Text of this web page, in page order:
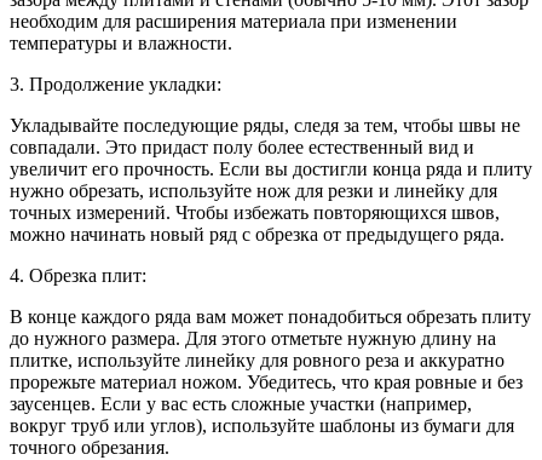
необходим для расширения материала при изменении
температуры и влажности.
3. Продолжение укладки:
Укладывайте последующие ряды, следя за тем, чтобы швы не
совпадали. Это придаст полу более естественный вид и
увеличит его прочность. Если вы достигли конца ряда и плиту
нужно обрезать, используйте нож для резки и линейку для
точных измерений. Чтобы избежать повторяющихся швов,
можно начинать новый ряд с обрезка от предыдущего ряда.
4. Обрезка плит:
В конце каждого ряда вам может понадобиться обрезать плиту
до нужного размера. Для этого отметьте нужную длину на
плитке, используйте линейку для ровного реза и аккуратно
прорежьте материал ножом. Убедитесь, что края ровные и без
заусенцев. Если у вас есть сложные участки (например,
вокруг труб или углов), используйте шаблоны из бумаги для
точного обрезания.